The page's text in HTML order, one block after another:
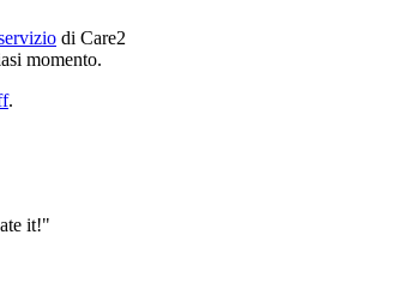
di Care2
momento.
.
it!"